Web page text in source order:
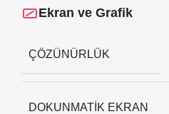
Ekran ve Grafik
ÇÖZÜNÜRLÜK
DOKUNMATIK EKRAN